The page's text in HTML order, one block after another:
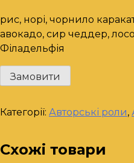
рис, норі, чорнило
авокадо, сир чеддер,
Філадельфія
Кодзіма
кількість
Замовити
Категорії: Авторські роли,
Схожі товари